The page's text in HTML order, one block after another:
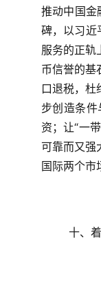
推动中国金
碑，以习近
服务的正轨
币信誉的基
口退税，
步创造条
资；让“一
可靠而又强
国际两个市
十、